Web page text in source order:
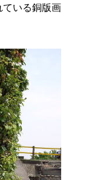
ている銅版画